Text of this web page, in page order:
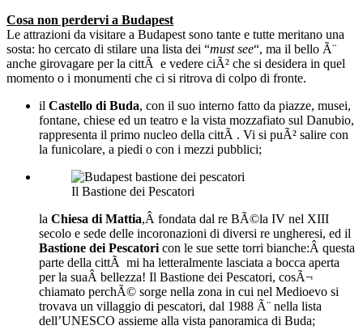
Cosa non perdervi a Budapest
Le attrazioni da visitare a Budapest sono tante e tutte meritano una
sosta: ho cercato di stilare una lista dei “must see“, ma il bello Ã¨
anche girovagare per la cittÃ e vedere ciÃ² che si desidera in quel
momento o i monumenti che ci si ritrova di colpo di fronte.
il Castello di Buda, con il suo interno fatto da piazze, musei,
fontane, chiese ed un teatro e la vista mozzafiato sul Danubio,
rappresenta il primo nucleo della cittÃ . Vi si puÃ² salire con
la funicolare, a piedi o con i mezzi pubblici;
Il Bastione dei Pescatori
la Chiesa di Mattia,Â fondata dal re BÃ©la IV nel XIII
secolo e sede delle incoronazioni di diversi re ungheresi, ed il
Bastione dei Pescatori con le sue sette torri bianche:Â questa
parte della cittÃ mi ha letteralmente lasciata a bocca aperta
per la suaÂ bellezza! Il Bastione dei Pescatori, cosÃ¬
chiamato perchÃ© sorge nella zona in cui nel Medioevo si
trovava un villaggio di pescatori, dal 1988 Ã¨ nella lista
dell’UNESCO assieme alla vista panoramica di Buda;